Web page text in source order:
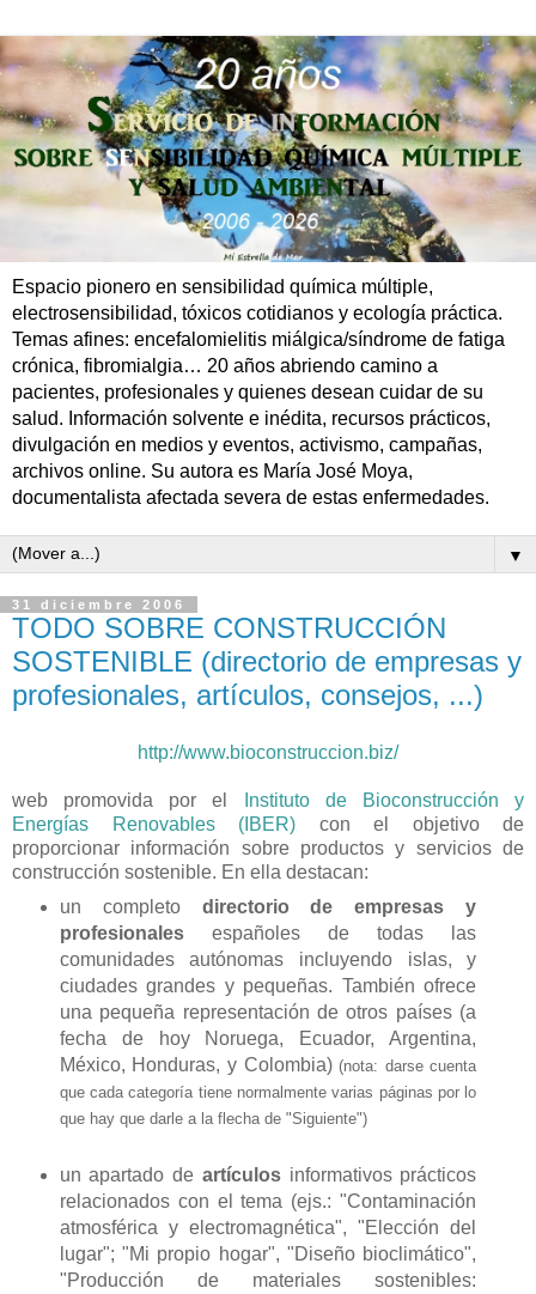
Espacio pionero en sensibilidad química múltiple,
electrosensibilidad, tóxicos cotidianos y ecología práctica.
Temas afines: encefalomielitis miálgica/síndrome de fatiga
crónica, fibromialgia… 20 años abriendo camino a
pacientes, profesionales y quienes desean cuidar de su
salud. Información solvente e inédita, recursos prácticos,
divulgación en medios y eventos, activismo, campañas,
archivos online. Su autora es María José Moya,
documentalista afectada severa de estas enfermedades.
▼
31 diciembre 2006
TODO SOBRE CONSTRUCCIÓN
SOSTENIBLE (directorio de empresas y
profesionales, artículos, consejos, ...)
http://www.bioconstruccion.biz/
web promovida por el
Instituto de Bioconstrucción y
Energías Renovables (IBER) con el objetivo de
proporcionar información sobre productos y servicios de
construcción sostenible. En ella destacan:
un completo directorio de empresas y
profesionalesespañoles de todas las
comunidades autónomas incluyendo islas, y
ciudades grandes y pequeñas. También ofrece
una pequeña representación de otros países (a
fecha de hoy Noruega, Ecuador, Argentina,
México, Honduras, y Colombia)(nota: darse cuenta
que cada categoría tiene normalmente varias páginas por lo
que hay que darle a la flecha de "Siguiente")
un apartado de artículosinformativos prácticos
relacionados con el tema (ejs.: "Contaminación
atmosférica y electromagnética", "Elección del
lugar"; "Mi propio hogar", "Diseño bioclimático",
"Producción de materiales sostenibles: